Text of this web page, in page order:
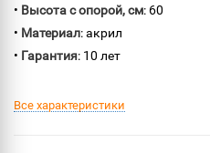
• Высота с опорой, см: 60
• Материал: акрил
• Гарантия: 10 лет
Все характеристики